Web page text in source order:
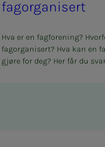
fag­or­­­ga­­­ni­­­sert
Hva er en fagforening?
fagorganisert? Hva kan en
gjøre for deg? Her får du